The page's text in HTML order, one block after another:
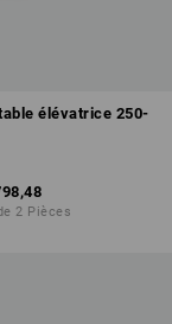
élévatrice 250-
2 Pièces